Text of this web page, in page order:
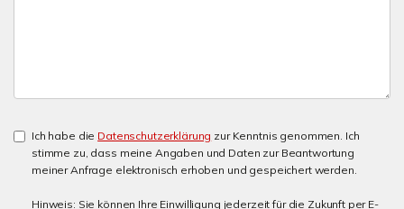
Ich habe die Datenschutzerklärung zur Kenntnis genommen. Ich
stimme zu, dass meine Angaben und Daten zur Beantwortung
meiner Anfrage elektronisch erhoben und gespeichert werden.
Hinweis: Sie können Ihre Einwilligung jederzeit für die Zukunft per E-